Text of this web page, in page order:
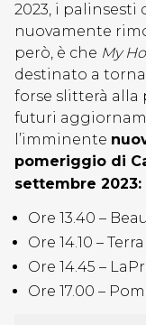
2023, i palinsesti
nuovamente
però, è che My
destinato a
forse slitterà alla
futuri
l’imminente
pomeriggio di
settembre 2023:
Ore 13.40 –
Ore 14.10 –
Ore 14.45 –
Ore 17.00 –